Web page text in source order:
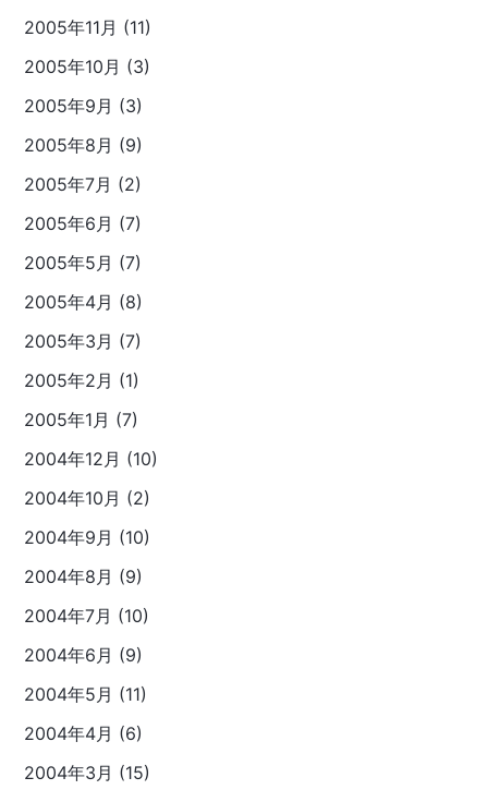
2005年11月 (11)
2005年10月 (3)
2005年9月 (3)
2005年8月 (9)
2005年7月 (2)
2005年6月 (7)
2005年5月 (7)
2005年4月 (8)
2005年3月 (7)
2005年2月 (1)
2005年1月 (7)
2004年12月 (10)
2004年10月 (2)
2004年9月 (10)
2004年8月 (9)
2004年7月 (10)
2004年6月 (9)
2004年5月 (11)
2004年4月 (6)
2004年3月 (15)